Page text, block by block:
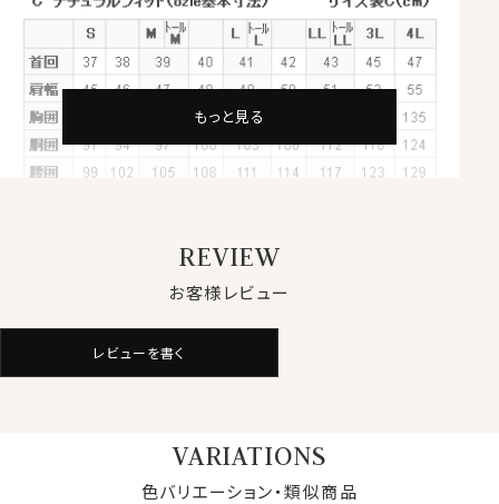
高いプレミアムコットンです。
その中の1種類がアメリカ南西部が産地の スーピマ綿で
す。
●イージーケア加工付き
綿100％の高番手(細い糸)を用している素材の特性上、
洗濯後にしわが残るのは致し方ありません。
ロンがけが非常に楽！
さらに綿特有のソフト感や素材感をよりアップさせたうえ
で、イージーケアの機能を高めるべく、液体アンモニア処
もっと見る
REVIEW
お客様レビュー
レビューを書く
VARIATIONS
色バリエーション・類似商品